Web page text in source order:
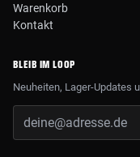
Warenkorb
Kontakt
BLEIB IM LOOP
Neuheiten, Lager-Updates